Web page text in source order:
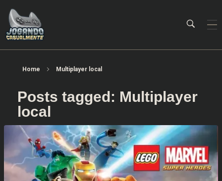
Home Multiplayer local
Posts tagged: Multiplayer
local